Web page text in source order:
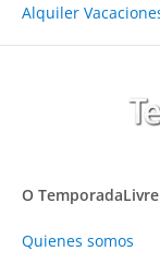
Alquiler
O TemporadaLivre
Quienes somos